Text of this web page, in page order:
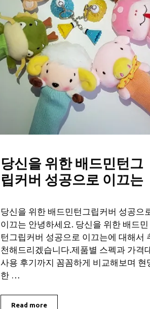
당신을 위한 배드민턴그
립커버 성공으로 이끄는
당신을 위한 배드민턴그립커버 성공으
이끄는 안녕하세요. 당신을 위한 배드민
턴그립커버 성공으로 이끄는에 대해서
천해드리겠습니다.제품별 스펙과 가격
사용 후기까지 꼼꼼하게 비교해보며 현
한 …
Read more